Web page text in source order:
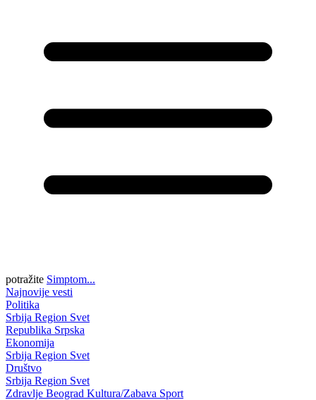
potražite Simptom...
Najnovije vesti
Politika
Srbija Region Svet
Republika Srpska
Ekonomija
Srbija Region Svet
Društvo
Srbija Region Svet
Zdravlje Beograd Kultura/Zabava Sport